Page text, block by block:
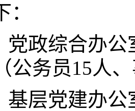
党政综合办
公务员15人
基层党建办